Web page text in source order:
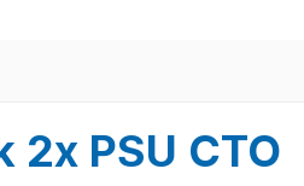
2x PSU CTO